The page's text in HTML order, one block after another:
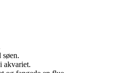
søen.
akvariet.